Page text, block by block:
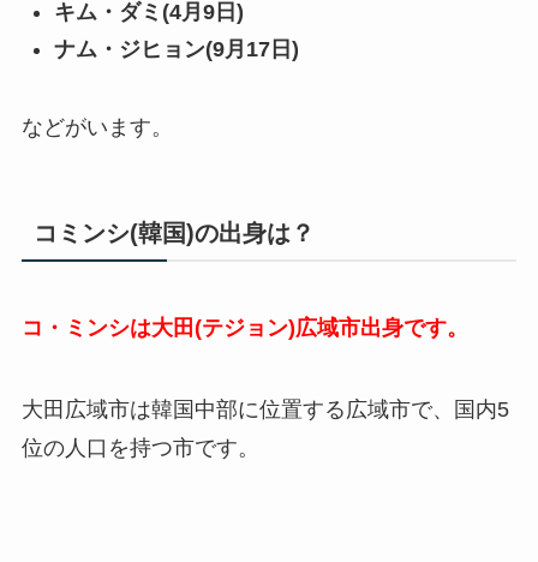
キム・ダミ(4月9日)
ナム・ジヒョン(9月17日)
などがいます。
コミンシ(韓国)の出身は？
コ・ミンシは大田(テジョン)広域市出身です。
大田広域市は韓国中部に位置する広域市で、国内5
位の人口を持つ市です。